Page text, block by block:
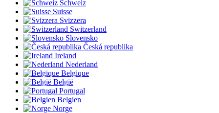
Schweiz
Suisse
Svizzera
Switzerland
Slovensko
Česká republika
Ireland
Nederland
Belgique
België
Portugal
Belgien
Norge